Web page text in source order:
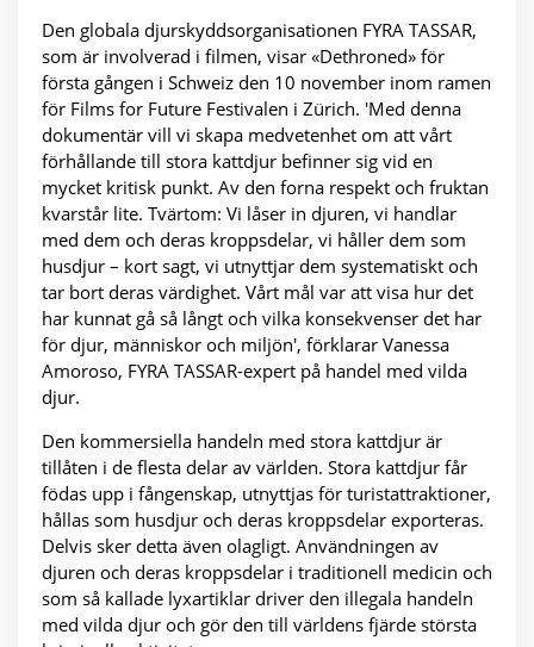
Den globala djurskyddsorganisationen FYRA TASSAR,
som är involverad i filmen, visar «Dethroned» för
första gången i Schweiz den 10 november inom ramen
för Films for Future Festivalen i Zürich. 'Med denna
dokumentär vill vi skapa medvetenhet om att vårt
förhållande till stora kattdjur befinner sig vid en
mycket kritisk punkt. Av den forna respekt och fruktan
kvarstår lite. Tvärtom: Vi låser in djuren, vi handlar
med dem och deras kroppsdelar, vi håller dem som
husdjur – kort sagt, vi utnyttjar dem systematiskt och
tar bort deras värdighet. Vårt mål var att visa hur det
har kunnat gå så långt och vilka konsekvenser det har
för djur, människor och miljön', förklarar Vanessa
Amoroso, FYRA TASSAR-expert på handel med vilda
djur.
Den kommersiella handeln med stora kattdjur är
tillåten i de flesta delar av världen. Stora kattdjur får
födas upp i fångenskap, utnyttjas för turistattraktioner,
hållas som husdjur och deras kroppsdelar exporteras.
Delvis sker detta även olagligt. Användningen av
djuren och deras kroppsdelar i traditionell medicin och
som så kallade lyxartiklar driver den illegala handeln
med vilda djur och gör den till världens fjärde största